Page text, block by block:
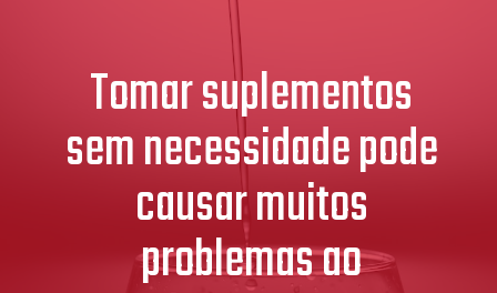
Tomar suplementos
sem necessidade pode
causar muitos
problemas ao